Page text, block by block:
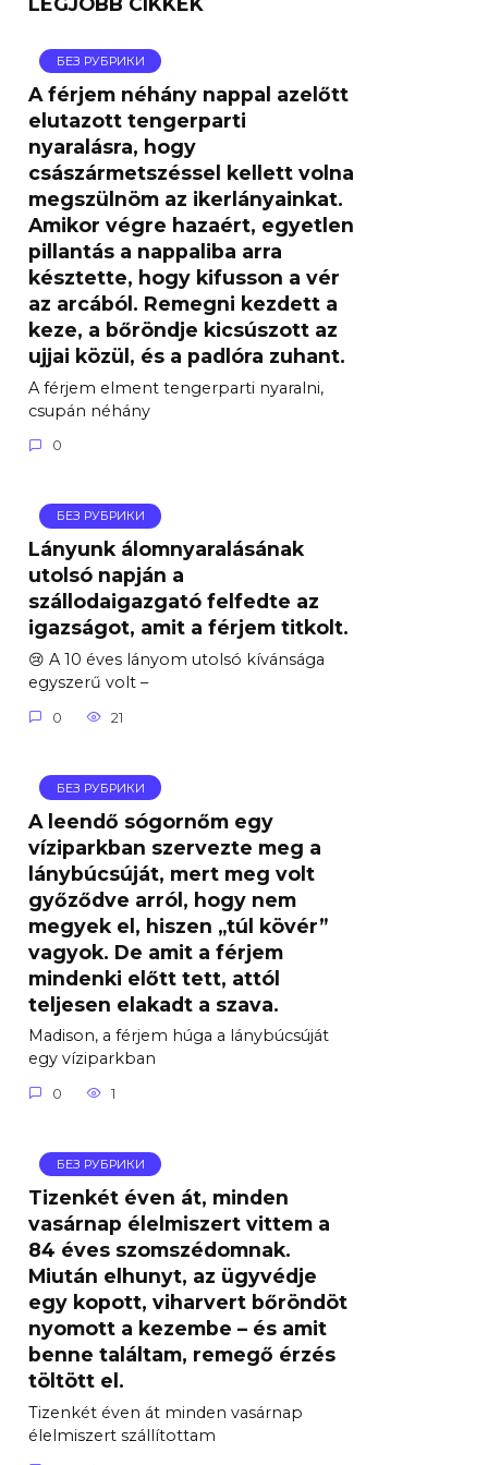
БЕЗ РУБРИКИ
A férjem néhány nappal azelőtt
elutazott tengerparti
nyaralásra, hogy
császármetszéssel kellett volna
megszülnöm az ikerlányainkat.
Amikor végre hazaért, egyetlen
pillantás a nappaliba arra
késztette, hogy kifusson a vér
az arcából. Remegni kezdett a
keze, a bőröndje kicsúszott az
ujjai közül, és a padlóra zuhant.
A férjem elment tengerparti nyaralni,
csupán néhány
0
БЕЗ РУБРИКИ
Lányunk álomnyaralásának
utolsó napján a
szállodaigazgató felfedte az
igazságot, amit a férjem titkolt.
😢 A 10 éves lányom utolsó kívánsága
egyszerű volt –
0 21
БЕЗ РУБРИКИ
A leendő sógornőm egy
víziparkban szervezte meg a
lánybúcsúját, mert meg volt
győződve arról, hogy nem
megyek el, hiszen „túl kövér”
vagyok. De amit a férjem
mindenki előtt tett, attól
teljesen elakadt a szava.
Madison, a férjem húga a lánybúcsúját
egy víziparkban
0 1
БЕЗ РУБРИКИ
Tizenkét éven át, minden
vasárnap élelmiszert vittem a
84 éves szomszédomnak.
Miután elhunyt, az ügyvédje
egy kopott, viharvert bőröndöt
nyomott a kezembe – és amit
benne találtam, remegő érzés
töltött el.
Tizenkét éven át minden vasárnap
élelmiszert szállítottam